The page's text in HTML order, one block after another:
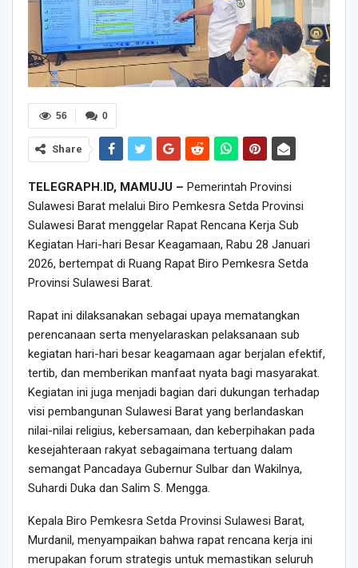
0
56
Share
TELEGRAPH.ID, MAMUJU – Pemerintah Provinsi
Sulawesi Barat melalui Biro Pemkesra Setda Provinsi
Sulawesi Barat menggelar Rapat Rencana Kerja Sub
Kegiatan Hari-hari Besar Keagamaan, Rabu 28 Januari
2026, bertempat di Ruang Rapat Biro Pemkesra Setda
Provinsi Sulawesi Barat.
Rapat ini dilaksanakan sebagai upaya mematangkan
perencanaan serta menyelaraskan pelaksanaan sub
kegiatan hari-hari besar keagamaan agar berjalan efektif,
tertib, dan memberikan manfaat nyata bagi masyarakat.
Kegiatan ini juga menjadi bagian dari dukungan terhadap
visi pembangunan Sulawesi Barat yang berlandaskan
nilai-nilai religius, kebersamaan, dan keberpihakan pada
kesejahteraan rakyat sebagaimana tertuang dalam
semangat Pancadaya Gubernur Sulbar dan Wakilnya,
Suhardi Duka dan Salim S. Mengga.
Kepala Biro Pemkesra Setda Provinsi Sulawesi Barat,
Murdanil, menyampaikan bahwa rapat rencana kerja ini
merupakan forum strategis untuk memastikan seluruh